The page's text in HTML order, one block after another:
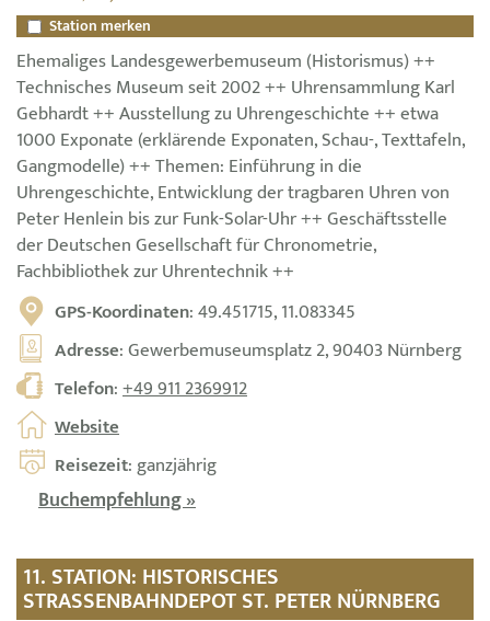
Station merken
Ehemaliges Landesgewerbemuseum (Historismus) ++
Technisches Museum seit 2002 ++ Uhrensammlung Karl
Gebhardt ++ Ausstellung zu Uhrengeschichte ++ etwa
1000 Exponate (erklärende Exponaten, Schau-, Texttafeln,
Gangmodelle) ++ Themen: Einführung in die
Uhrengeschichte, Entwicklung der tragbaren Uhren von
Peter Henlein bis zur Funk-Solar-Uhr ++ Geschäftsstelle
der Deutschen Gesellschaft für Chronometrie,
Fachbibliothek zur Uhrentechnik ++
GPS-Koordinaten: 49.451715, 11.083345
Adresse: Gewerbemuseumsplatz 2, 90403 Nürnberg
Telefon:+49 911 2369912
Website
Reisezeit: ganzjährig
Buchempfehlung »
11. STATION: HISTORISCHES
STRASSENBAHNDEPOT ST. PETER NÜRNBERG